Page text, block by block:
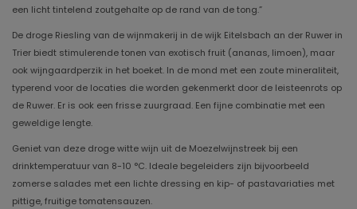
een licht tintelend zoutgehalte op de rand van de tong.”
De droge Riesling van de wijnmakerij in de wijk Eitelsbach an der Ruwer in
Trier biedt stimulerende tonen van exotisch fruit (ananas, limoen), maar
ook wijngaardperzik in het boeket. In de mond met een zoute mineraliteit,
typerend voor de locaties die worden gekenmerkt door de leisteenrots op
de Ruwer. Er is ook een frisse zuurgraad. Een fijne combinatie met een
geweldige lengte.
Geniet van deze droge witte wijn uit de Moezelwijnstreek bij een
drinktemperatuur van 8-10 °C. Ideale begeleiders zijn bijvoorbeeld
zomerse salades met een lichte dressing en kip- of pastavariaties met
pittige, fruitige tomatensauzen.